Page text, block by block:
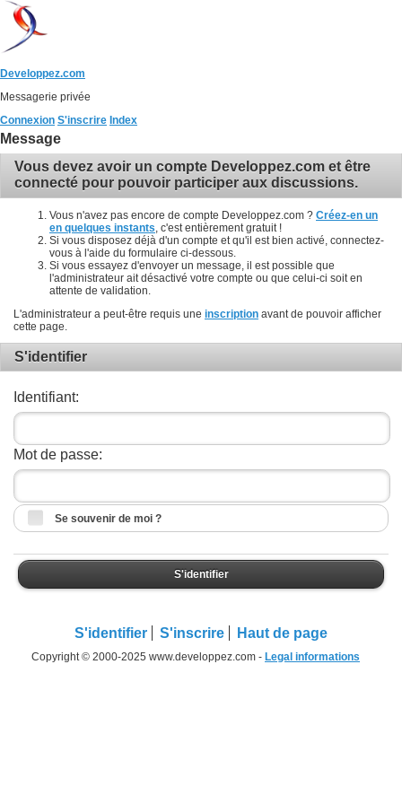
Developpez.com
Messagerie privée
Connexion S'inscrire Index
Message
Vous devez avoir un compte Developpez.com et être
connecté pour pouvoir participer aux discussions.
Vous n'avez pas encore de compte Developpez.com ? Créez-en un
en quelques instants , c'est entièrement gratuit !
Si vous disposez déjà d'un compte et qu'il est bien activé, connectez-
vous à l'aide du formulaire ci-dessous.
Si vous essayez d'envoyer un message, il est possible que
l'administrateur ait désactivé votre compte ou que celui-ci soit en
attente de validation.
L'administrateur a peut-être requis une inscription avant de pouvoir afficher
cette page.
S'identifier
Identifiant:
Mot de passe:
Se souvenir de moi ?
S'identifier
S'identifier S'inscrire Haut de page
Copyright © 2000-2025 www.developpez.com - Legal informations